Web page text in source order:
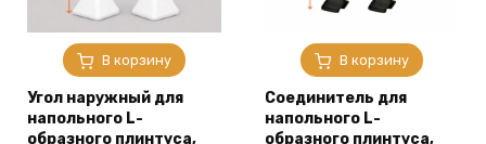
В корзину
Угол наружный для
напольного L-
образного плинтуса,
В корзину
Соединитель для
напольного L-
образного плинтуса,